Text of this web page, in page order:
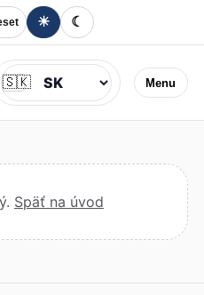
☀ ☾
Menu
Jazyk
🇸🇰
Späť na úvod